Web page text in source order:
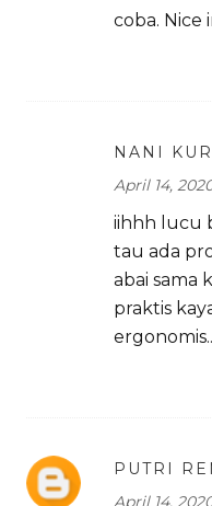
coba. Nice
NANI
April 14,
iihhh lucu
tau ada
abai sama
praktis
PUTRI
April 14,